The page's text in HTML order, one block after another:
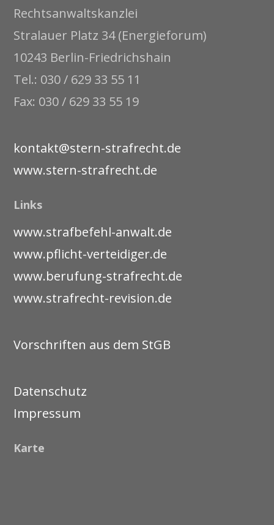
Rechtsanwaltskanzlei
Stralauer Platz 34 (Energieforum)
10243 Berlin-Friedrichshain
Tel.: 030 / 629 33 55 11
Fax: 030 / 629 33 55 19
kontakt@stern-strafrecht.de
www.stern-strafrecht.de
Links
www.strafbefehl-anwalt.de
www.pflicht-verteidiger.de
www.berufung-strafrecht.de
www.strafrecht-revision.de
Vorschriften aus dem StGB
Datenschutz
Impressum
Karte